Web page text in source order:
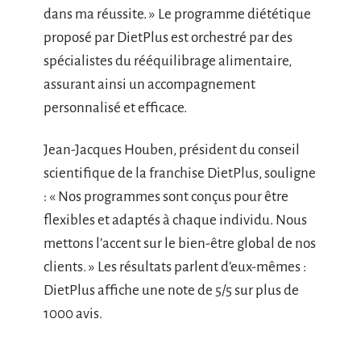
dans ma réussite. » Le programme diététique
proposé par DietPlus est orchestré par des
spécialistes du rééquilibrage alimentaire,
assurant ainsi un accompagnement
personnalisé et efficace.
Jean-Jacques Houben, président du conseil
scientifique de la franchise DietPlus, souligne
: « Nos programmes sont conçus pour être
flexibles et adaptés à chaque individu. Nous
mettons l’accent sur le bien-être global de nos
clients. » Les résultats parlent d’eux-mêmes :
DietPlus affiche une note de 5/5 sur plus de
1000 avis.